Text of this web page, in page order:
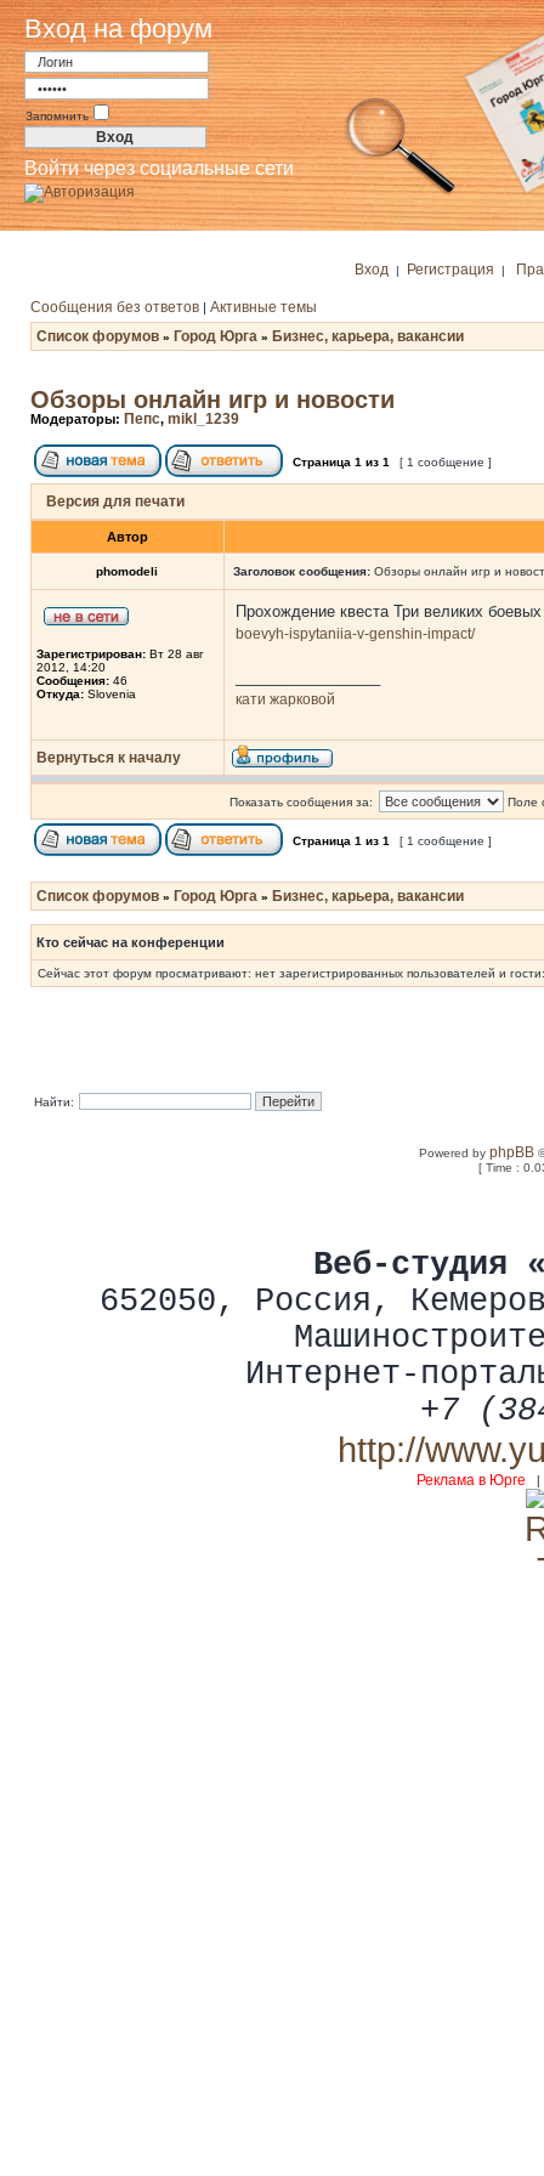
Вход на форум
Запомнить
Войти через социальные сети
Вход | Регистрация |
Сообщения без ответов | Активные темы
Список форумов » Город Юрга » Бизнес, карьера, вакансии
Обзоры онлайн игр и новости
Модераторы: Пепс, mikl_1239
Страница 1 из 1 [ 1 сообщение ]
Версия для печати
Автор
phomodeli Заголовок сообщения: Обзоры онлайн игр и
Зарегистрирован: Вт 28 авг
2012, 14:20
Сообщения: 46
Откуда: Slovenia
Прохождение квеста Три великих
boevyh-ispytaniia-v-genshin-impact/
кати жарковой
Вернуться к началу
Показать сообщения за: Поле
Страница 1 из 1 [ 1 сообщение ]
Список форумов » Город Юрга » Бизнес, карьера, вакансии
Кто сейчас на конференции
Сейчас этот форум просматривают: нет зарегистрированных пользователей и
Найти:
Powered byphpBB
[ Time :
Веб-студия
652050, Россия ,
Интернет-
+7
http://
Реклама в Юрге